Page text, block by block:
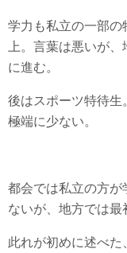
学力も私立の一部の
上。言葉は悪いが
に進む。
後はスポーツ特待生
極端に少ない。
都会では私立の方が
ないが、地方では最
此れが初めに述べ